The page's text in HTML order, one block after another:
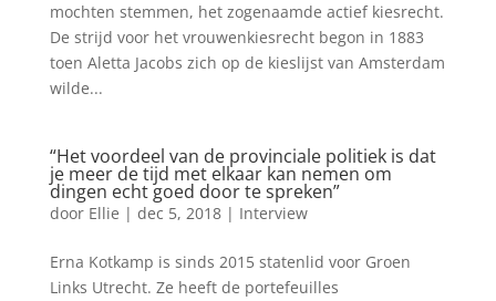
mochten stemmen, het zogenaamde actief kiesrecht.
De strijd voor het vrouwenkiesrecht begon in 1883
toen Aletta Jacobs zich op de kieslijst van Amsterdam
wilde...
“Het voordeel van de provinciale politiek is dat
je meer de tijd met elkaar kan nemen om
dingen echt goed door te spreken”
door Ellie | dec 5, 2018| Interview
Erna Kotkamp is sinds 2015 statenlid voor Groen
Links Utrecht. Ze heeft de portefeuilles